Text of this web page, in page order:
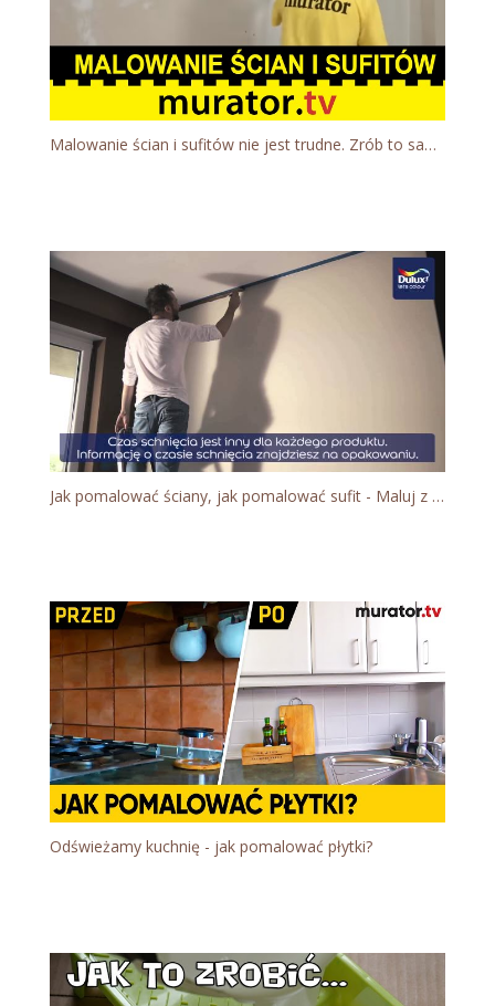
Malowanie ścian i sufitów nie jest trudne. Zrób to samodzielnie - DOMOWE SOS
Jak pomalować ściany, jak pomalować sufit - Maluj z Duluxem
Odświeżamy kuchnię - jak pomalować płytki?